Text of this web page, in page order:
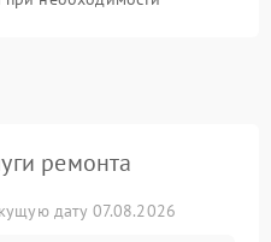
ремонта
дату 07.08.2026